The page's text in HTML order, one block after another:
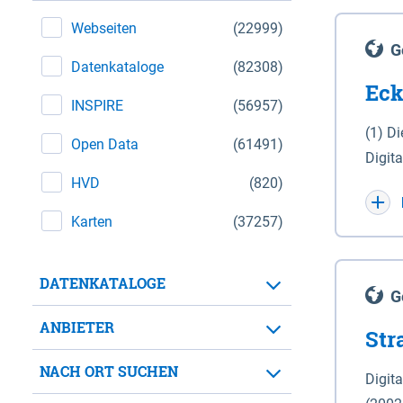
(22999)
Webseiten
(82308)
Datenkataloge
(56957)
INSPIRE
(61491)
Open Data
(820)
HVD
(37257)
Karten
DATENKATALOGE
ANBIETER
NACH ORT SUCHEN
(1)
WGS
für
der in